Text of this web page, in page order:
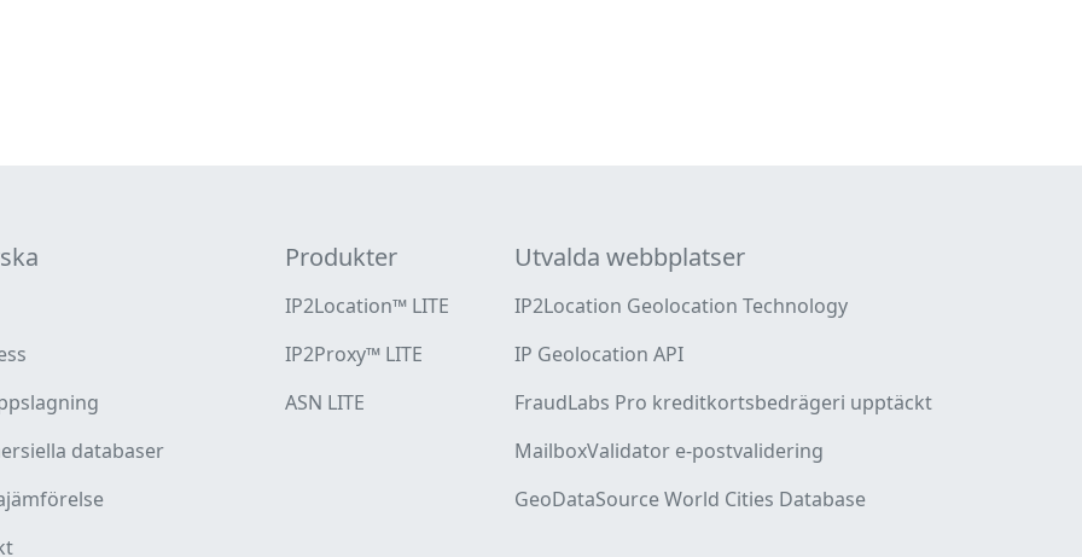
databaser
Produkter
IP2Location™ LITE
IP2Proxy™ LITE
ASN LITE
Utvalda webbplatser
IP2Location Geolocation Technology
IP Geolocation API
FraudLabs Pro kreditkortsbedrägeri upptäckt
MailboxValidator e-postvalidering
GeoDataSource World Cities Database